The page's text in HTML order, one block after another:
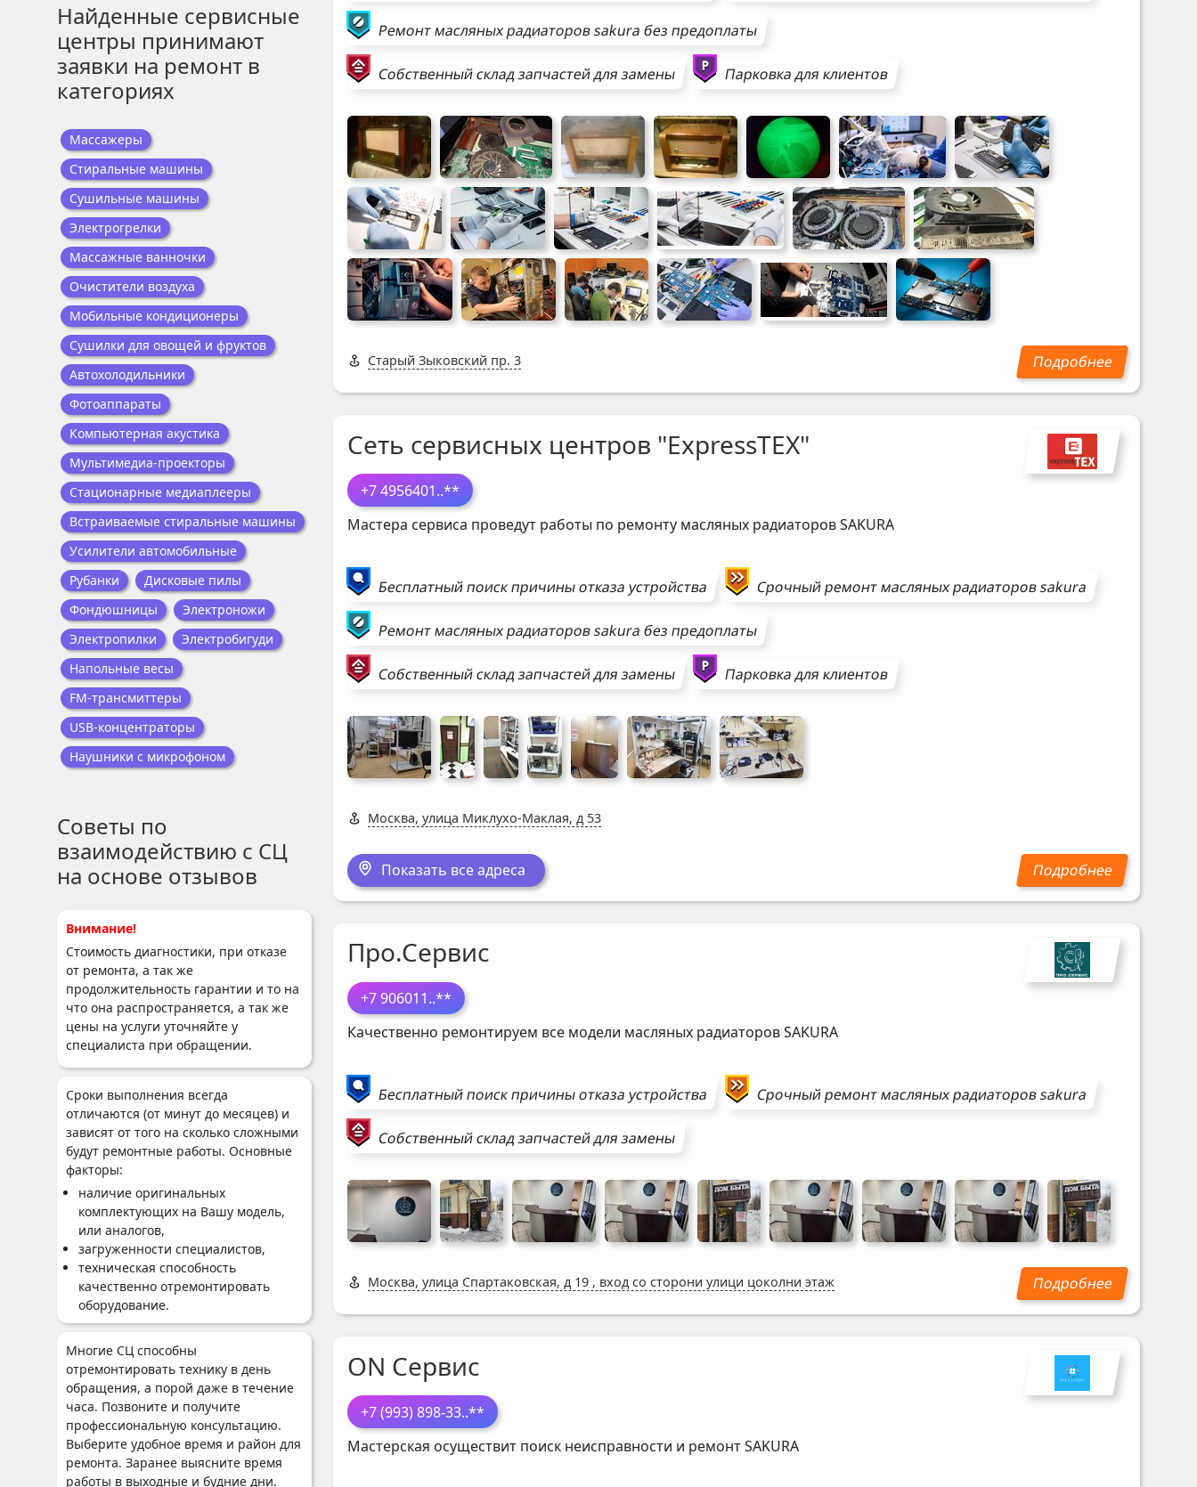
Найденные сервисные
центры принимают
заявки на ремонт в
категориях
Массажеры
Стиральные машины
Сушильные машины
Электрогрелки
Массажные ванночки
Очистители воздуха
Мобильные кондиционеры
Сушилки для овощей и фруктов
Автохолодильники
Фотоаппараты
Компьютерная акустика
Мультимедиа-проекторы
Стационарные медиаплееры
Встраиваемые стиральные машины
Усилители автомобильные
Рубанки
Дисковые пилы
Фондюшницы
Электроножи
Электропилки
Электробигуди
Напольные весы
FM-трансмиттеры
USB-концентраторы
Наушники с микрофоном
Советы по
взаимодействию с СЦ
на основе отзывов
Внимание!
Стоимость диагностики, при отказе
от ремонта, а так же
продолжительность гарантии и то на
что она распространяется, а так же
цены на услуги уточняйте у
специалиста при обращении.
Сроки выполнения всегда
отличаются (от минут до месяцев) и
зависят от того на сколько сложными
будут ремонтные работы. Основные
факторы:
наличие оригинальных
комплектующих на Вашу модель,
или аналогов,
загруженности специалистов,
техническая способность
качественно отремонтировать
оборудование.
Многие СЦ способны
отремонтировать технику в день
обращения, а порой даже в течение
часа. Позвоните и получите
профессиональную консультацию.
Выберите удобное время и район для
ремонта. Заранее выясните время
работы в выходные и будние дни.
Ремонтмасляных радиаторовsakuraбез предоплаты
Собственный склад запчастей для замены Парковка для клиентов
Старый Зыковский пр. 3
Сеть сервисных центров "ExpressTEX"
+7 4956401..**
Мастера сервиса проведут работы по ремонту масляных радиаторовSAKURA
Бесплатный поиск причины отказа устройства Срочный ремонтмасляных радиаторовsakura
Ремонтмасляных радиаторовsakuraбез предоплаты
Собственный склад запчастей для замены Парковка для клиентов
Москва, улица Миклухо-Маклая, д 53
Показать все адреса
Про.Сервис
+7 906011..**
Качественно ремонтируем все модели масляных радиаторовSAKURA
Бесплатный поиск причины отказа устройства Срочный ремонтмасляных радиаторовsakura
Собственный склад запчастей для замены
Москва, улица Спартаковская, д 19 , вход со сторони улици цоколни этаж
ON Сервис
+7 (993) 898-33..**
Мастерская осуществит поиск неисправности и ремонтSAKURA